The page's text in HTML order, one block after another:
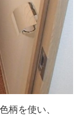
柄を使い、